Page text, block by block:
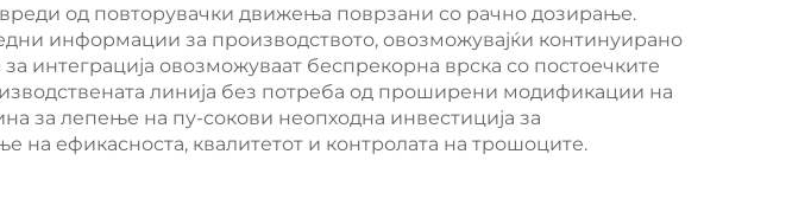
од повторувачки движења поврзани со рачно дозирање.
информации за производството, овозможувајќи континуирано
интеграција овозможуваат беспрекорна врска со постоечките
линија без потреба од проширени модификации на
за лепење на пу-сокови неопходна инвестиција за
ефикасноста, квалитетот и контролата на трошоците.